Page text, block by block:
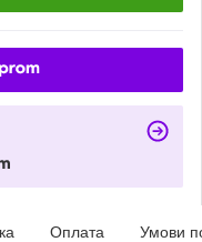
Оплата Умови